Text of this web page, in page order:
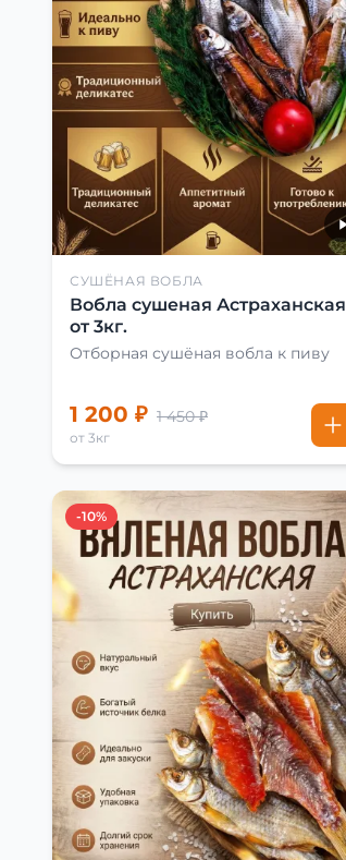
СУШЁНАЯ ВОБЛА
Вобла сушеная Астраханская
от 3кг.
Отборная сушёная вобла к пиву
1 200 ₽ 1 450 ₽
от 3кг
-10%